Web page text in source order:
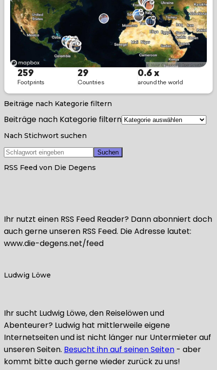
Beiträge nach Kategorie filtern
Beiträge nach Kategorie filtern
Nach Stichwort suchen
RSS Feed von Die Degens
Ihr nutzt einen RSS Feed Reader? Dann abonniert doch
auch gerne unseren RSS Feed. Die Adresse lautet:
www.die-degens.net/feed
Ludwig Löwe
Ihr sucht Ludwig Löwe, den Reiselöwen und
Abenteurer? Ludwig hat mittlerweile eigene
Internetseiten und ist nicht länger nur Untermieter auf
unseren Seiten. Besucht ihn auf seinen Seiten - aber
kommt bitte auch gerne wieder zurück zu uns!